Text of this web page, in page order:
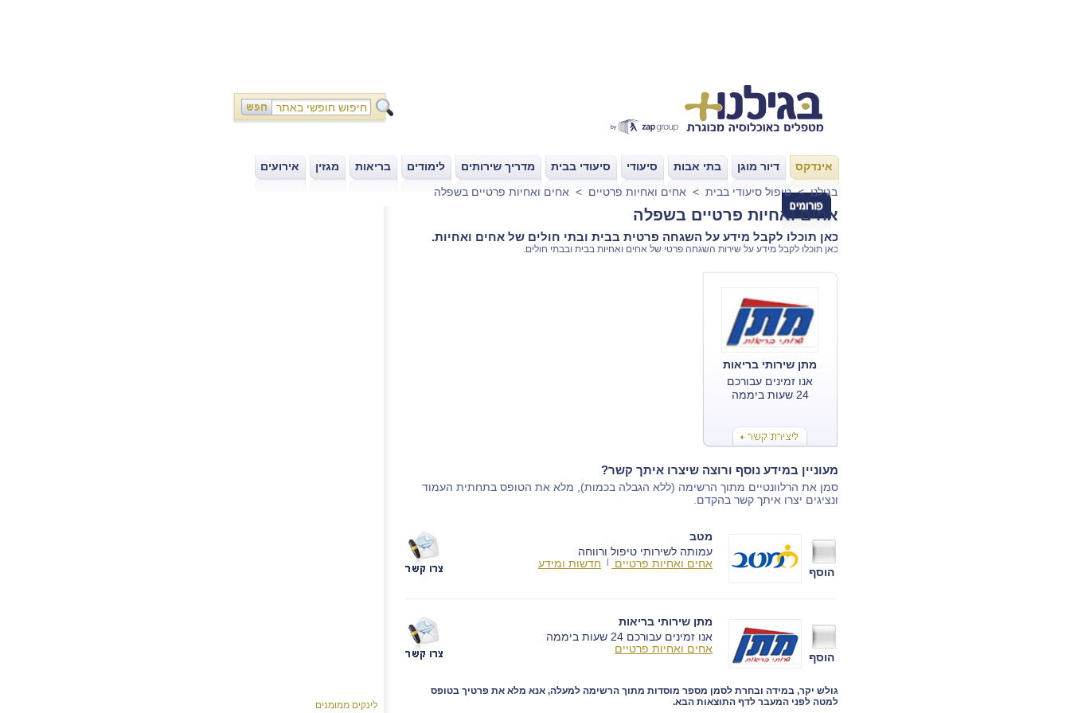
אינדקס דיור מוגן בתי אבות סיעודי סיעודי בבית מדריך שירותים לימודים בריאות מגזין
אירועים
בגילנו>טיפול סיעודי בבית > אחים ואחיות פרטיים > אחים ואחיות פרטיים בשפלה
אחים ואחיות פרטיים בשפלה
כאן תוכלו לקבל מידע על השגחה פרטית בבית ובתי חולים של אחים ואחיות.
כאן תוכלו לקבל מידע על שירות השגחה פרטי של אחים ואחיות בבית ובבתי חולים.
מתן שירותי בריאות
אנו זמינים עבורכם
24 שעות ביממה
מעוניין במידע נוסף ורוצה שיצרו איתך קשר?
סמן את הרלוונטיים מתוך הרשימה (ללא הגבלה בכמות), מלא את הטופס בתחתית העמוד
ונציגים יצרו איתך קשר בהקדם.
הוסף
מטב
עמותה לשירותי טיפול ורווחה
אחים ואחיות פרטיים
| חדשות ומידע
הוסף
מתן שירותי בריאות
אנו זמינים עבורכם 24 שעות ביממה
אחים ואחיות פרטיים
גולש יקר, במידה ובחרת לסמן מספר מוסדות מתוך הרשימה למעלה, אנא מלא את פרטיך בטופס
למטה לפני המעבר לדף התוצאות הבא.
לינקים ממומנים